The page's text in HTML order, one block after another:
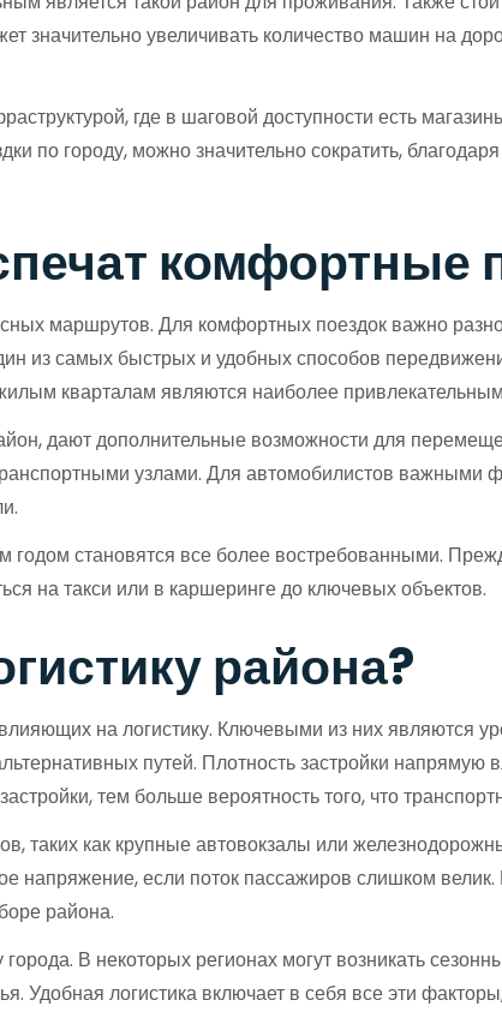
значительно увеличивать количество машин на
где в шаговой доступности есть
по городу, можно значительно сократить,
комфортные
маршрутов. Для комфортных поездок важно
из самых быстрых и удобных способов
кварталам являются наиболее
дают дополнительные возможности для
узлами. Для автомобилистов важными
становятся все более востребованными.
на такси или в каршеринге до ключевых объектов.
района?
на логистику. Ключевыми из них являются
путей. Плотность застройки напрямую
тем больше вероятность того, что
таких как крупные автовокзалы или
напряжение, если поток пассажиров слишком
района.
В некоторых регионах могут возникать
Удобная логистика включает в себя все эти